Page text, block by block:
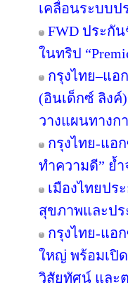
เคลื่อนระบบ
FWD ประกั
ในทริป
กรุงไทย–แอ
(อินเด็กซ์ ลิงค์
วางแผนทางก
กรุงไทย-แอ
ทำความดี” ย้ำ
เมืองไทยปร
สุขภาพและป
กรุงไทย-แอ
ใหญ่ พร้อมเปิ
วิสัยทัศน์ และ